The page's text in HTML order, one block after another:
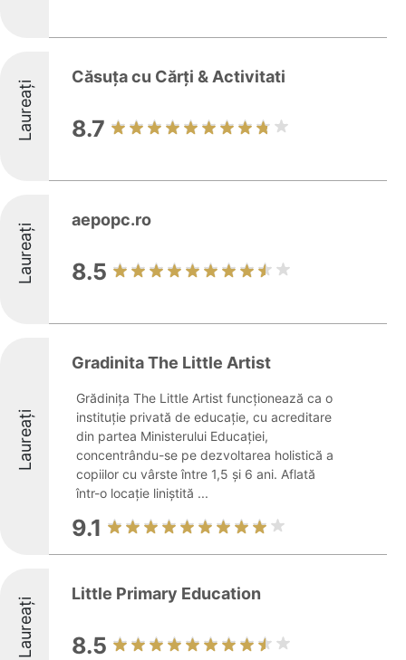
Laureați
Căsuța cu Cărți & Activitati
8.7
Laureați
aepopc.ro
8.5
Laureați
Gradinita The Little Artist
Grădinița The Little Artist funcționează ca o
instituție privată de educație, cu acreditare
din partea Ministerului Educației,
concentrându-se pe dezvoltarea holistică a
copiilor cu vârste între 1,5 și 6 ani. Aflată
într-o locație liniștită ...
9.1
Laureați
Little Primary Education
8.5